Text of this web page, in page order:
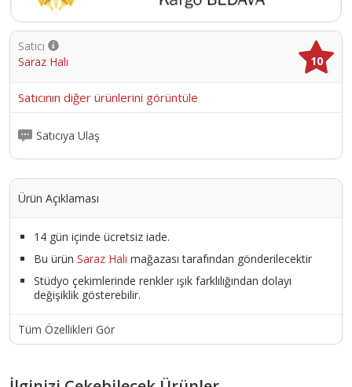
Satıcı
Saraz Halı
10
Satıcının diğer ürünlerini görüntüle
Satıcıya Ulaş
Ürün Açıklaması
14 gün içinde ücretsiz iade.
Bu ürün Saraz Halı mağazası tarafından gönderilecektir
Stüdyo çekimlerinde renkler ışık farklılığından dolayı
değişiklik gösterebilir.
Tüm Özellikleri Gör